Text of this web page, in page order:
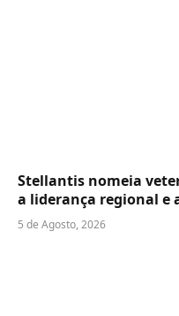
Stellantis nomeia
a liderança regional e
5 de Agosto, 2026